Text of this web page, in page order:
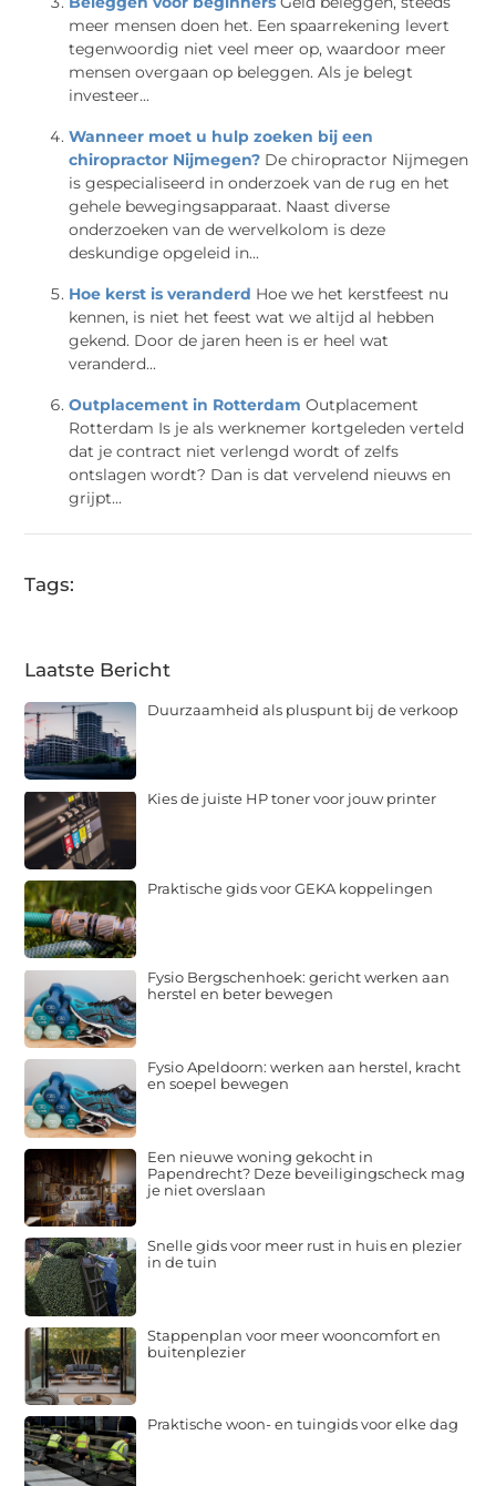
meer mensen doen het. Een spaarrekening levert
tegenwoordig niet veel meer op, waardoor meer
mensen overgaan op beleggen. Als je belegt
investeer...
Wanneer moet u hulp zoeken bij een
chiropractor Nijmegen? De chiropractor Nijmegen
is gespecialiseerd in onderzoek van de rug en het
gehele bewegingsapparaat. Naast diverse
onderzoeken van de wervelkolom is deze
deskundige opgeleid in...
Hoe kerst is veranderd Hoe we het kerstfeest nu
kennen, is niet het feest wat we altijd al hebben
gekend. Door de jaren heen is er heel wat
veranderd...
Outplacement in Rotterdam Outplacement
Rotterdam Is je als werknemer kortgeleden verteld
dat je contract niet verlengd wordt of zelfs
ontslagen wordt? Dan is dat vervelend nieuws en
grijpt...
Tags:
Laatste Bericht
Duurzaamheid als pluspunt bij de verkoop
Kies de juiste HP toner voor jouw printer
Praktische gids voor GEKA koppelingen
Fysio Bergschenhoek: gericht werken aan
herstel en beter bewegen
Fysio Apeldoorn: werken aan herstel, kracht
en soepel bewegen
Een nieuwe woning gekocht in
Papendrecht? Deze beveiligingscheck mag
je niet overslaan
Snelle gids voor meer rust in huis en plezier
in de tuin
Stappenplan voor meer wooncomfort en
buitenplezier
Praktische woon- en tuingids voor elke dag